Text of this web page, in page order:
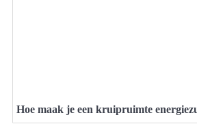
Hoe maak je een kruipruimte